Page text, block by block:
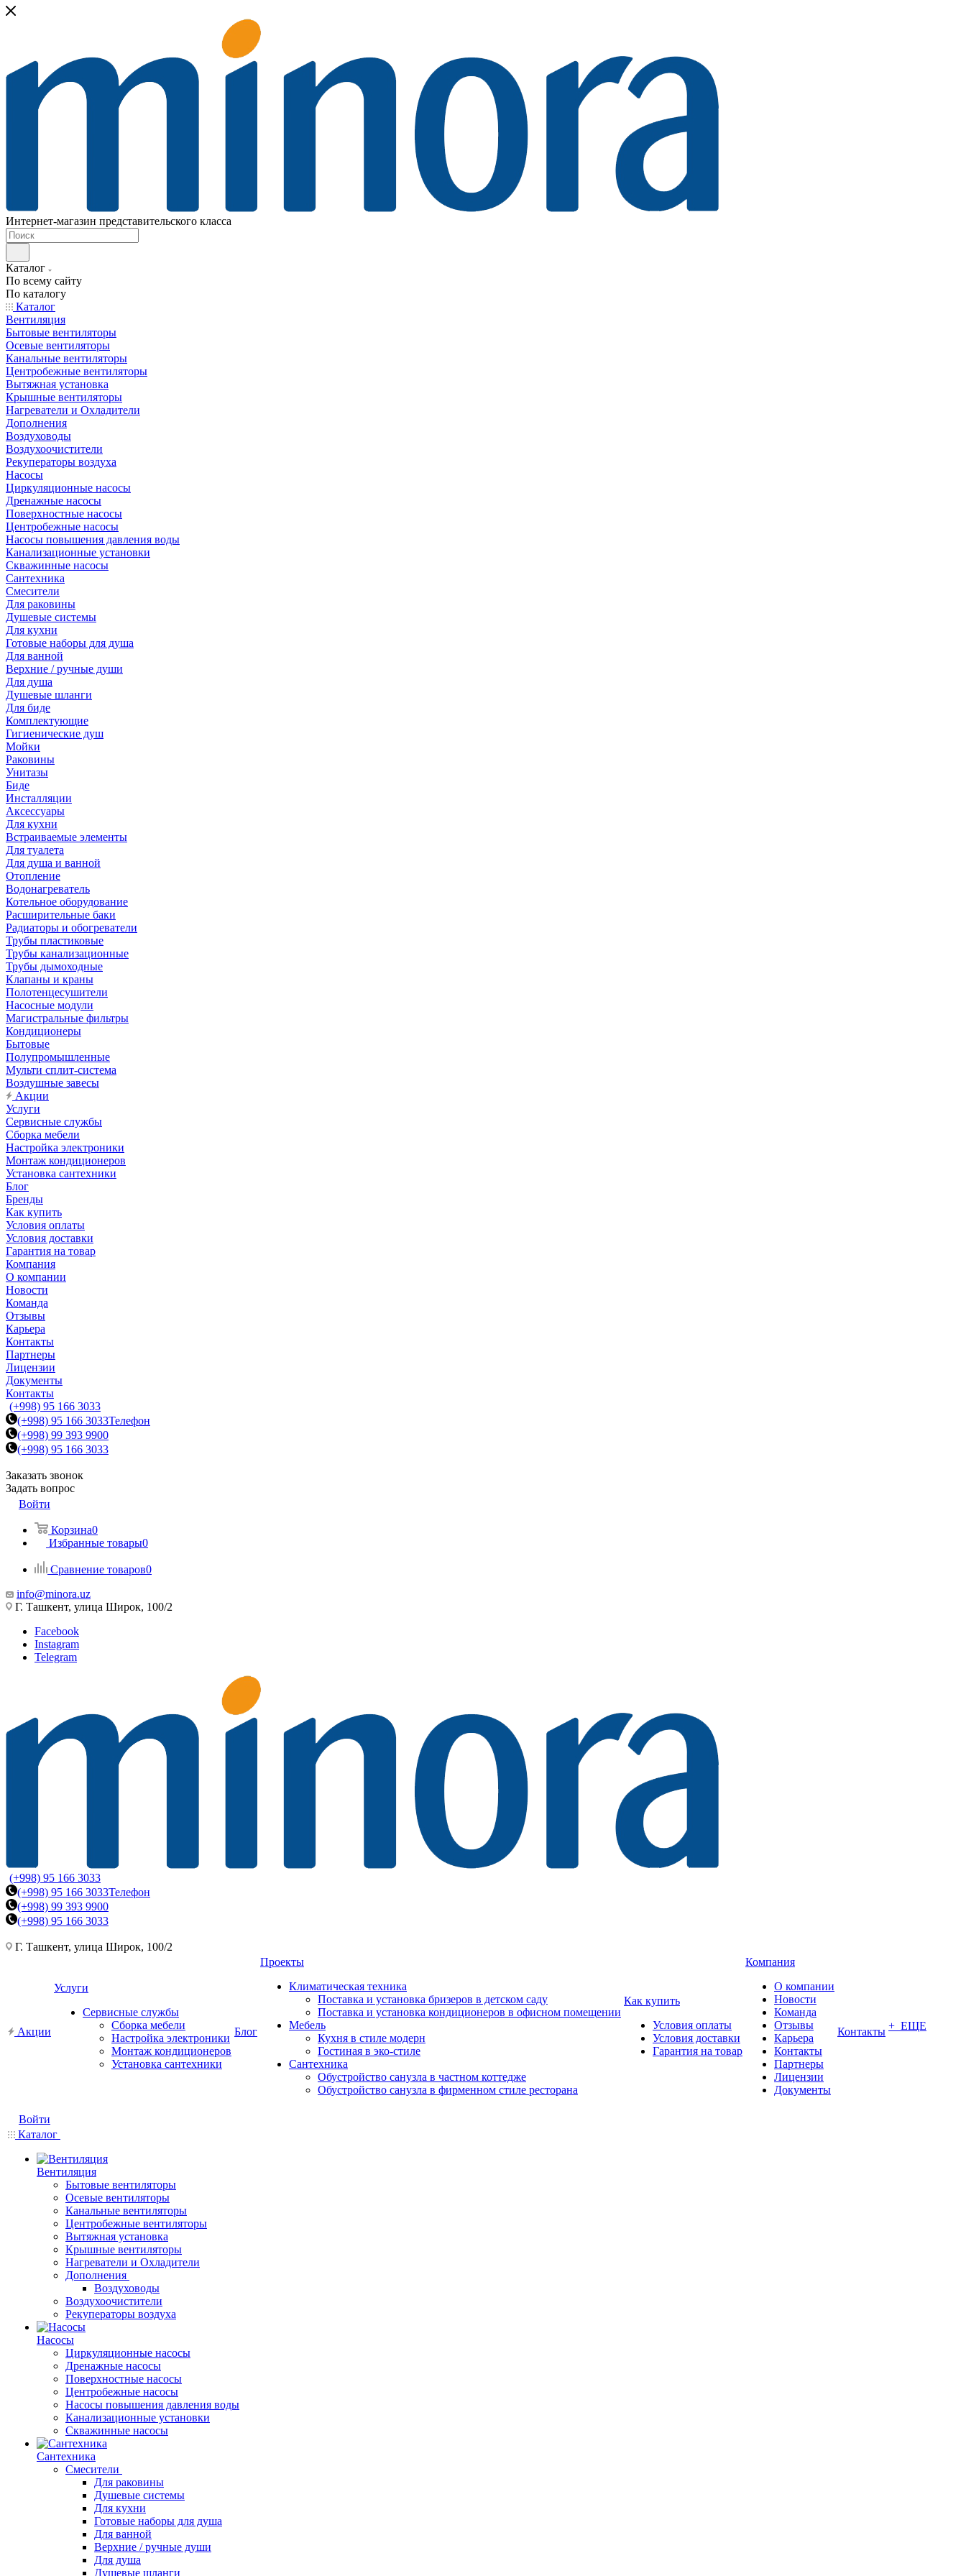
Интернет-магазин представительского класса
Каталог
По всему сайту
По каталогу
Каталог
Вентиляция
Бытовые вентиляторы
Осевые вентиляторы
Канальные вентиляторы
Центробежные вентиляторы
Вытяжная установка
Крышные вентиляторы
Нагреватели и Охладители
Дополнения
Воздуховоды
Воздухоочистители
Рекуператоры воздуха
Насосы
Циркуляционные насосы
Дренажные насосы
Поверхностные насосы
Центробежные насосы
Насосы повышения давления воды
Канализационные установки
Скважинные насосы
Сантехника
Смесители
Для раковины
Душевые системы
Для кухни
Готовые наборы для душа
Для ванной
Верхние / ручные души
Для душа
Душевые шланги
Для биде
Комплектующие
Гигиенические душ
Мойки
Раковины
Унитазы
Биде
Инсталляции
Аксессуары
Для кухни
Встраиваемые элементы
Для туалета
Для душа и ванной
Отопление
Водонагреватель
Котельное оборудование
Расширительные баки
Радиаторы и обогреватели
Трубы пластиковые
Трубы канализационные
Трубы дымоходные
Клапаны и краны
Полотенцесушители
Насосные модули
Магистральные фильтры
Кондиционеры
Бытовые
Полупромышленные
Мульти сплит-система
Воздушные завесы
Акции
Услуги
Сервисные службы
Сборка мебели
Настройка электроники
Монтаж кондиционеров
Установка сантехники
Блог
Бренды
Как купить
Условия оплаты
Условия доставки
Гарантия на товар
Компания
О компании
Новости
Команда
Отзывы
Карьера
Контакты
Партнеры
Лицензии
Документы
Контакты
(+998) 95 166 3033
(+998) 95 166 3033Телефон
(+998) 99 393 9900
(+998) 95 166 3033
Заказать звонок
Задать вопрос
Войти
Корзина0
Избранные товары0
Сравнение товаров0
info@minora.uz
Г. Ташкент, улица Широк, 100/2
Facebook
Instagram
Telegram
(+998) 95 166 3033
(+998) 95 166 3033Телефон
(+998) 99 393 9900
(+998) 95 166 3033
Г. Ташкент, улица Широк, 100/2
Акции
Услуги
Сервисные службы
Сборка мебели
Настройка электроники
Монтаж кондиционеров
Установка сантехники
Блог
Проекты
Климатическая техника
Поставка и установка бризеров в детском саду
Поставка и установка кондиционеров в офисном помещении
Мебель
Кухня в стиле модерн
Гостиная в эко-стиле
Сантехника
Обустройство санузла в частном коттедже
Обустройство санузла в фирменном стиле ресторана
Как купить
Условия оплаты
Условия доставки
Гарантия на товар
Компания
О компании
Новости
Команда
Отзывы
Карьера
Контакты
Партнеры
Лицензии
Документы
Контакты + ЕЩЕ
Войти
Каталог
Вентиляция
Бытовые вентиляторы
Осевые вентиляторы
Канальные вентиляторы
Центробежные вентиляторы
Вытяжная установка
Крышные вентиляторы
Нагреватели и Охладители
Дополнения
Воздуховоды
Воздухоочистители
Рекуператоры воздуха
Насосы
Циркуляционные насосы
Дренажные насосы
Поверхностные насосы
Центробежные насосы
Насосы повышения давления воды
Канализационные установки
Скважинные насосы
Сантехника
Смесители
Для раковины
Душевые системы
Для кухни
Готовые наборы для душа
Для ванной
Верхние / ручные души
Для душа
Душевые шланги